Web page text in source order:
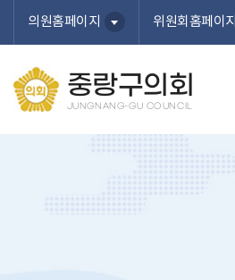
의원홈페이지 위원회홈페이지
중랑구의회
JUNGNANG-GU COUNCIL